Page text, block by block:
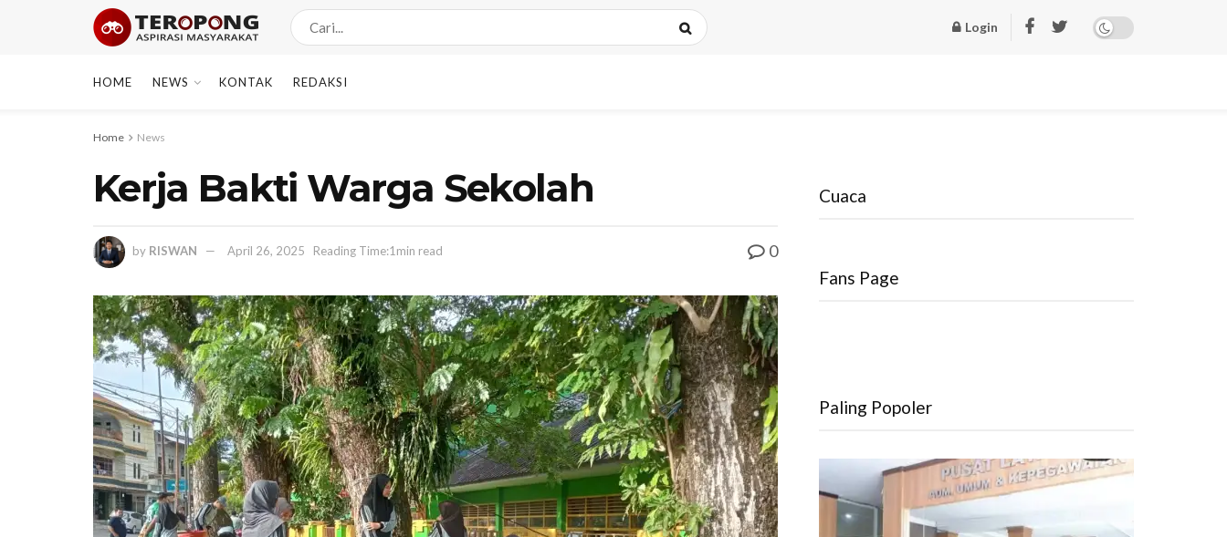
Login
HOME NEWS KONTAK REDAKSI
Home News
Kerja Bakti Warga Sekolah
by RISWAN April 26, 2025 Reading Time:1min read 0
Cuaca
Fans Page
Paling Popoler